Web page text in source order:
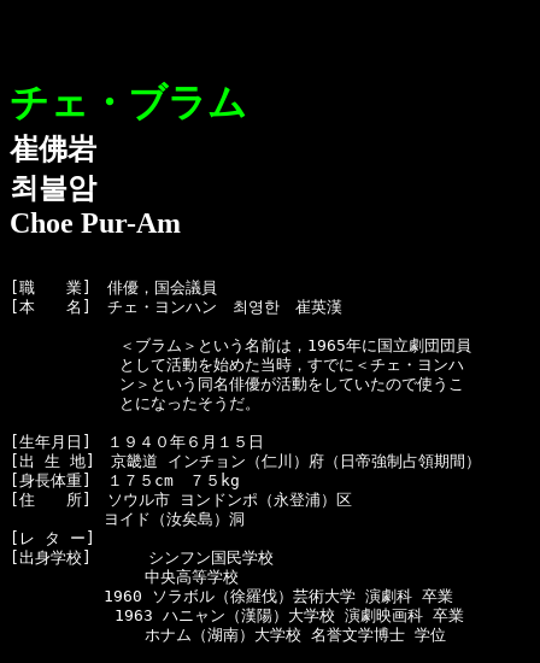
チェ・ブラム
崔佛岩
최불암
Choe Pur-Am
[職　　業]　俳優，国会議員
[本　　名]　チェ・ヨンハン　최영한　崔英漢
＜ブラム＞という名前は，1965年に国立劇団団員
として活動を始めた当時，すでに＜チェ・ヨンハ
ン＞という同名俳優が活動をしていたので使うこ
とになったそうだ。
[生年月日]　１９４０年６月１５日
[出 生 地]　京畿道 インチョン（仁川）府（日帝強制占領期間）
[身長体重]　１７５cm　７５kg
[住　　所]　ソウル市 ヨンドンポ（永登浦）区
ヨイド（汝矣島）洞
[レ タ ー]
[出身学校]　　　 シンフン国民学校
中央高等学校
1960 ソラボル（徐羅伐）芸術大学 演劇科 卒業
      　　　1963 ハニャン（漢陽）大学校 演劇映画科 卒業
ホナム（湖南）大学校 名誉文学博士 学位